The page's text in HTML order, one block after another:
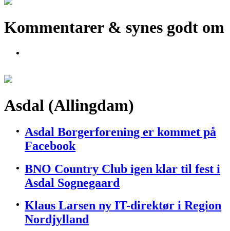
Kommentarer & synes godt om
Asdal (Allingdam)
Asdal Borgerforening er kommet på
Facebook
BNO Country Club igen klar til fest i
Asdal Sognegaard
Klaus Larsen ny IT-direktør i Region
Nordjylland